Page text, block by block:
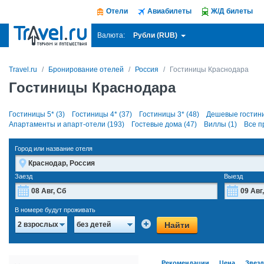
Отели Авиабилеты Ж/Д билеты
Валюта: Рубли (RUB)
Travel.ru Бронирование отелей Россия Гостиницы Краснодара
Гостиницы Краснодара
Гостиницы 5* (3) Гостиницы 4* (37) Гостиницы 3* (48)
Дешевые
Апартаменты и апарт-отели (193)
Гостевые дома (47) Виллы (1) Все
Город или название отеля
Заезд
Пн Вт Ср Чт Пт Сб Вс
27 28 29 30 1 2
Выезд
В номере будут проживать
2 взрослых без детей Найти